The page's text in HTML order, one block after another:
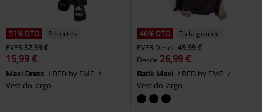
51% DTO
Recortes
PVPR32,99 €
15,99 €
Maxi Dress
RED by EMP
Vestido largo
46% DTO
Talla grande
PVPR Desde 49,99 €
Desde 26,99 €
Batik Maxi
RED by EMP
Vestido largo